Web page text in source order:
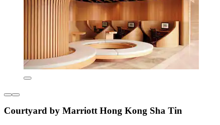
Courtyard by Marriott Hong Kong Sha Tin